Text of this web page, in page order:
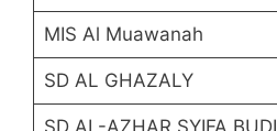
MIS Al Muawanah
SD AL GHAZALY
SD AL-AZHAR SYIFA BUDI